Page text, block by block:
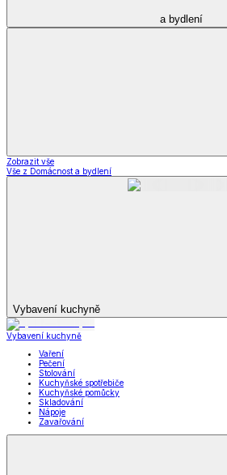
a bydlení
Zobrazit vše
Vše z Domácnost a bydlení
Vybavení kuchyně
Vybavení kuchyně
Vaření
Pečení
Stolování
Kuchyňské spotřebiče
Kuchyňské pomůcky
Skladování
Nápoje
Zavařování